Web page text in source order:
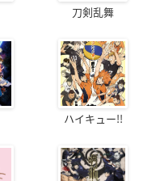
刀剣乱舞
ハイキュー!!